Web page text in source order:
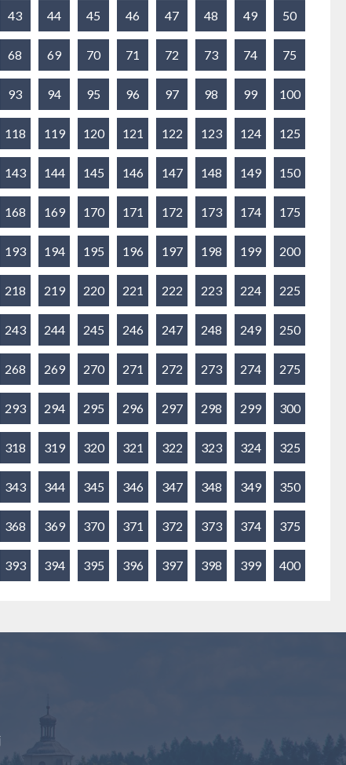
43 44 45 46 47 48 49 50
68 69 70 71 72 73 74 75
93 94 95 96 97 98 99 100
118 119 120 121 122 123 124 125
143 144 145 146 147 148 149 150
168 169 170 171 172 173 174 175
193 194 195 196 197 198 199 200
218 219 220 221 222 223 224 225
243 244 245 246 247 248 249 250
268 269 270 271 272 273 274 275
293 294 295 296 297 298 299 300
318 319 320 321 322 323 324 325
343 344 345 346 347 348 349 350
368 369 370 371 372 373 374 375
393 394 395 396 397 398 399 400